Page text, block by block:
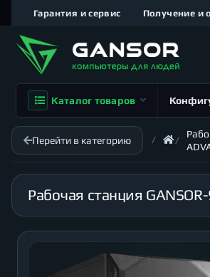
Гарантия и сервис Получение и
Каталог товаров
Перейти в категорию